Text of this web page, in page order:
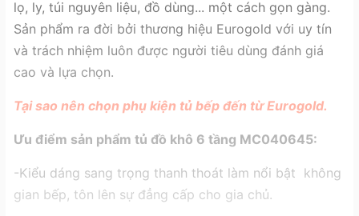
lọ, ly, túi nguyên liệu, đồ dùng... một cách gọn gàng.
Sản phẩm ra đời bởi thương hiệu Eurogold với uy tín
và trách nhiệm luôn được người tiêu dùng đánh giá
cao và lựa chọn.
Tại sao nên chọn phụ kiện tủ bếp đến từ Eurogold.
Ưu điểm sản phẩm tủ đồ khô 6 tầng MC040645:
-Kiểu dáng sang trọng thanh thoát làm nổi bật không
gian bếp, tôn lên sự đẳng cấp cho gia chủ.